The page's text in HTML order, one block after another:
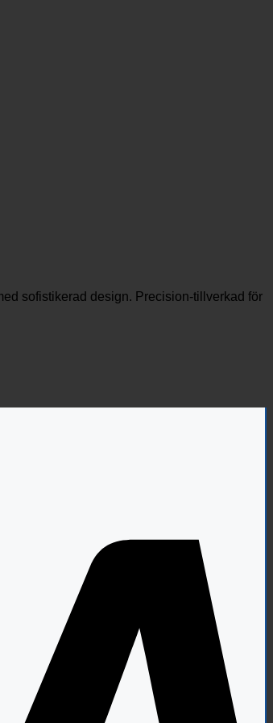
sofistikerad design. Precision-tillverkad för